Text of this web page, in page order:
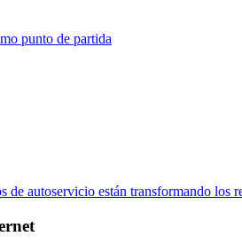
punto de partida
de autoservicio están transformando los